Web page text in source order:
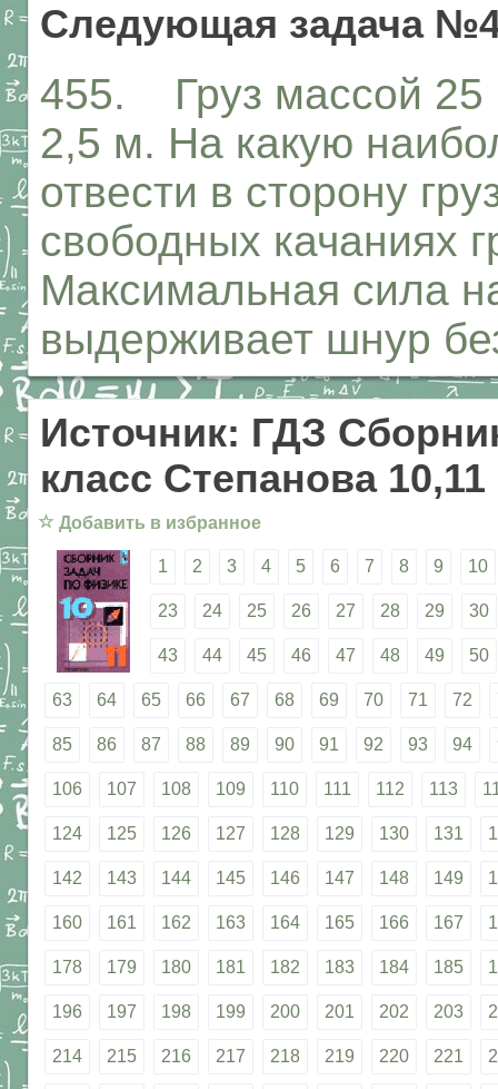
Следующая задача
455. Груз массой 25
2,5 м. На какую
отвести в сторону
свободных качаниях
Максимальная сила
выдерживает шнур
Источник: ГДЗ
класс Степанова 10,11
☆ Добавить в избранное
1 2 3 4 5 6 7 8 9 10
23 24 25 26 27 28 29 30
43 44 45 46 47 48 49 50
63 64 65 66 67 68 69 70 71 72
85 86 87 88 89 90 91 92 93 94
106 107 108 109 110 111 112 113
124 125 126 127 128 129 130 131
142 143 144 145 146 147 148 149
160 161 162 163 164 165 166 167
178 179 180 181 182 183 184 185
196 197 198 199 200 201 202 203
214 215 216 217 218 219 220 221